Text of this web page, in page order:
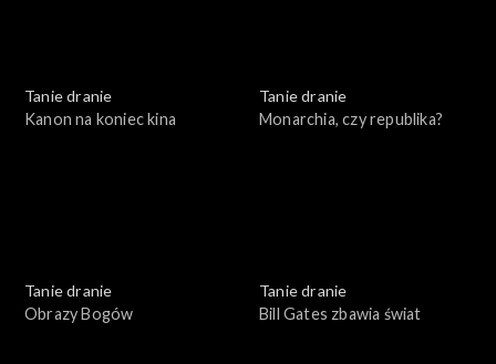
Tanie dranie
Kanon na koniec kina
Tanie dranie
Monarchia, czy republika?
Tanie dranie
Obrazy Bogów
Tanie dranie
Bill Gates zbawia świat